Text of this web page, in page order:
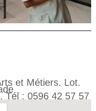
et Métiers. Lot.
Tél : 0596 42 57 57